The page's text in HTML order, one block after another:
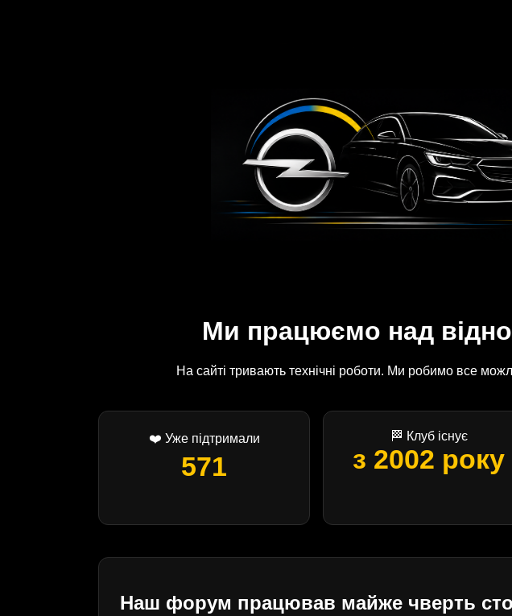
Ми працюємо над
На сайті тривають технічні роботи. Ми робимо все
❤️ Уже підтримали
571
🏁 Клуб існує
з 2002 року
Наш форум працював майже чверть